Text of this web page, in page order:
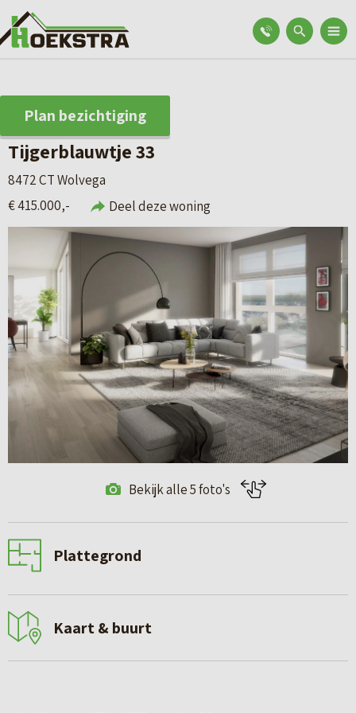
Plan bezichtiging
Tijgerblauwtje 33
8472 CT Wolvega
€ 415.000,-
Deel deze woning
Bekijk alle 5 foto's
Plattegrond
Kaart & buurt